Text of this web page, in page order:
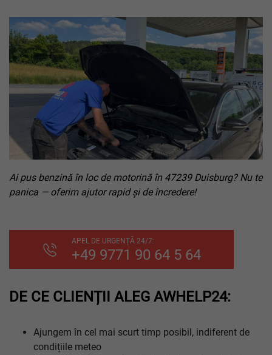
Ai pus benzină în loc de motorină în 47239 Duisburg? Nu te
panica — oferim ajutor rapid și de încredere!
APEL DE URGENȚĂ 24/7:
+49 9771 90 64 5 64
DE CE CLIENȚII ALEG AWHELP24:
Ajungem în cel mai scurt timp posibil, indiferent de
condițiile meteo